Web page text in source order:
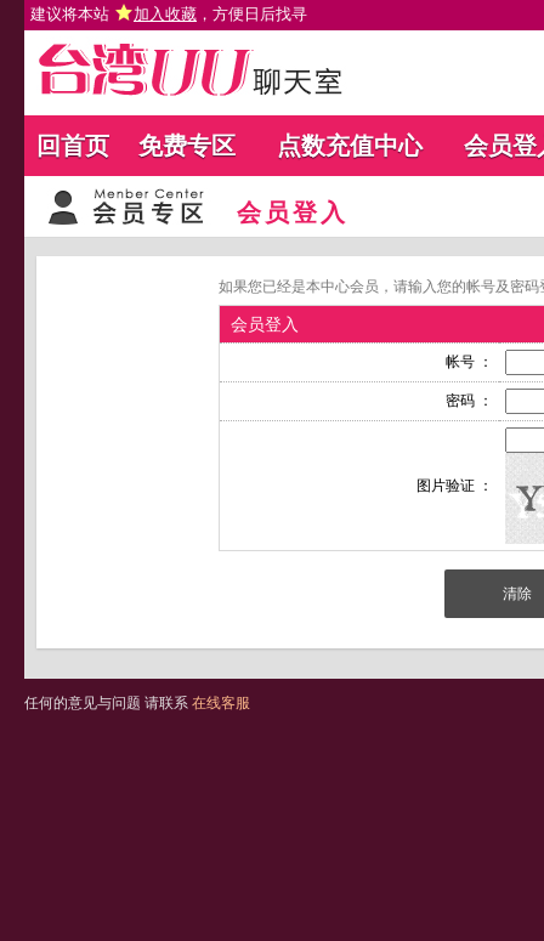
建议将本站 加入收藏 ，方便日后找寻
回首页 免费专区 点数充值中心 会员登
会员登入
如果您已经是本中心会员，请输入您的帐号及密
会员登入
帐号 ：
密码 ：
图片验证 ：
任何的意见与问题 请联系 在线客服